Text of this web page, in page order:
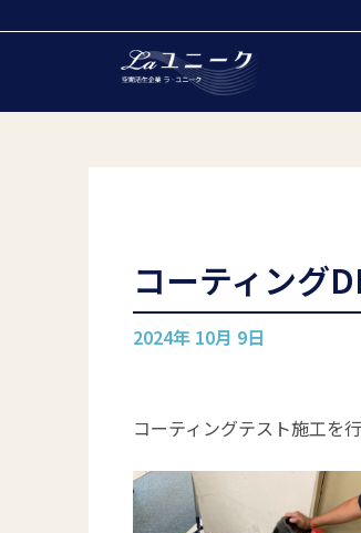
コーティング
2024年 10月 9日
コーティングテスト施工を行